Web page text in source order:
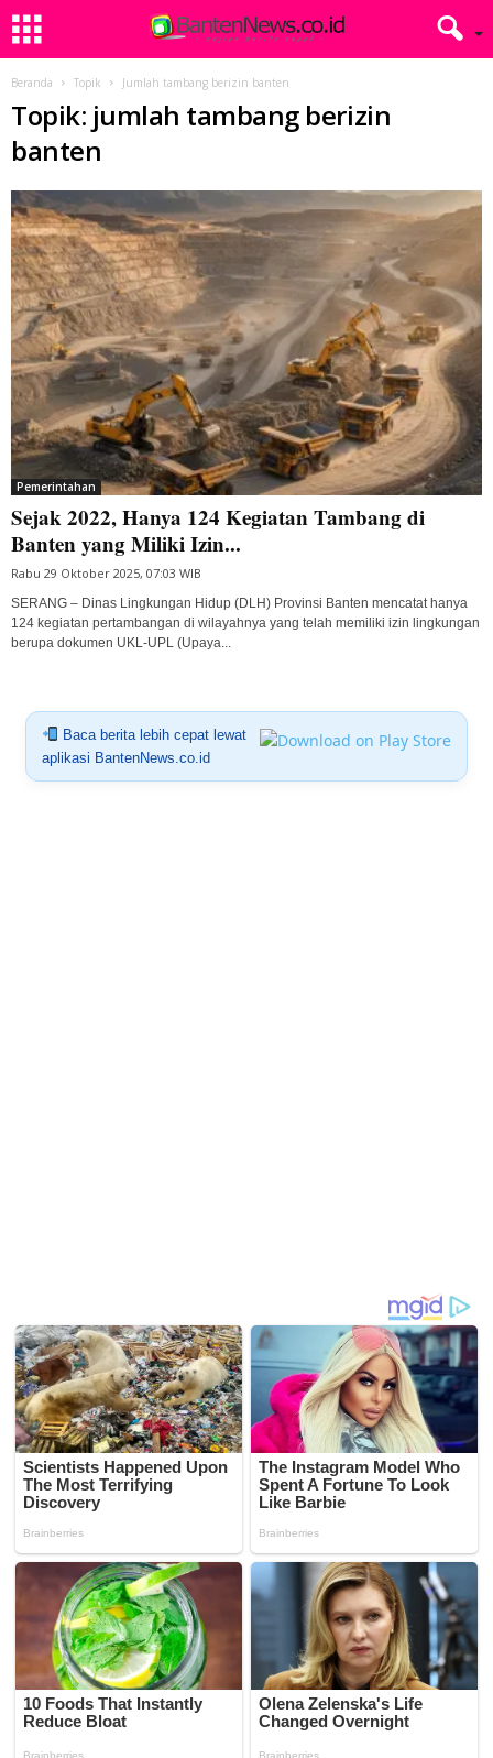
Beranda Topik Jumlah tambang berizin banten
Topik: jumlah tambang berizin
banten
Pemerintahan
Sejak 2022, Hanya 124 Kegiatan Tambang di
Banten yang Miliki Izin...
Rabu 29 Oktober 2025, 07:03 WIB
SERANG – Dinas Lingkungan Hidup (DLH) Provinsi Banten mencatat hanya
124 kegiatan pertambangan di wilayahnya yang telah memiliki izin lingkungan
berupa dokumen UKL-UPL (Upaya...
Baca berita lebih cepat lewat
aplikasi BantenNews.co.id